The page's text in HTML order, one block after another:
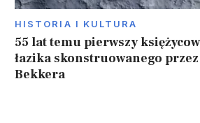
HISTORIA I KULTURA
55 lat temu pierwszy
łazika skonstruowanego przez
Bekkera